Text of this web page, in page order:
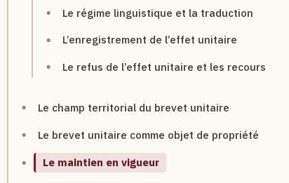
Le régime linguistique et la traduction
L’enregistrement de l’effet unitaire
Le refus de l’effet unitaire et les recours
Le champ territorial du brevet unitaire
Le brevet unitaire comme objet de propriété
Le maintien en vigueur